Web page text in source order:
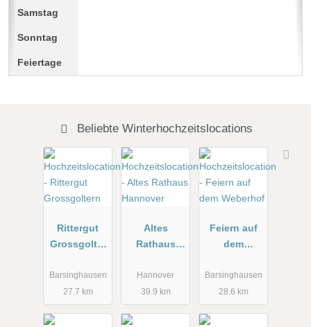
Beliebte Winterhochzeitslocations
Rittergut
Grossgolter
Barsinghausen
27.7 km
Altes
Rathaus
Hannover
39.9 km
Feiern auf
dem
Barsinghausen
28.6 km